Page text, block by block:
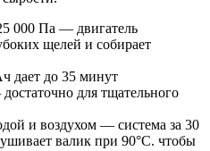
000 Па — двигатель
щелей и собирает
дает до 35 минут
для тщательного
и воздухом — система за 30
валик при 90°C. чтобы